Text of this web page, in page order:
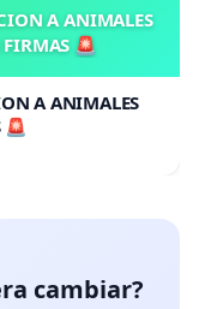
A ANIMALES
FIRMAS 🚨
A ANIMALES
🚨
cambiar?